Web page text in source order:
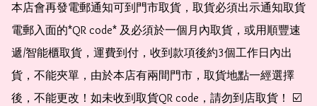
本店會再發電郵通知可到門市取貨，取貨必須出示通知取貨
電郵入面的*QR code* 及必須於一個月內取貨，或用順豐速
遞/智能櫃取貨，運費到付，收到款項後約3個工作日內出
貨，不能夾單，由於本店有兩間門市，取貨地點一經選擇
後，不能更改！如未收到取貨QR code，請勿到店取貨！ ☑️